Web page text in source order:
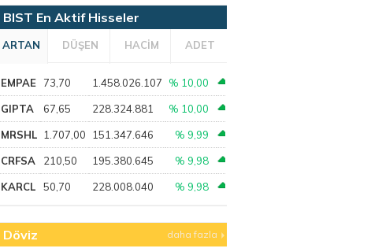
BIST En Aktif Hisseler
ARTAN DÜŞEN HACİM ADET
EMPAE 73,70 1.458.026.107 % 10,00
GIPTA 67,65 228.324.881 % 10,00
MRSHL 1.707,00 151.347.646 % 9,99
CRFSA 210,50 195.380.645 % 9,98
KARCL 50,70 228.008.040 % 9,98
Döviz daha fazla